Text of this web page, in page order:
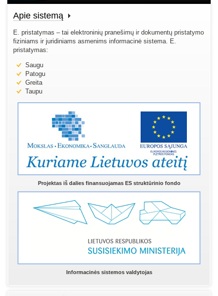
Apie sistemą
E. pristatymas – tai elektroninių pranešimų ir dokumentų pristatymo
fiziniams ir juridiniams asmenims informacinė sistema. E.
pristatymas:
Saugu
Patogu
Greita
Taupu
Projektas iš dalies finansuojamas ES struktūrinio fondo
Informacinės sistemos valdytojas